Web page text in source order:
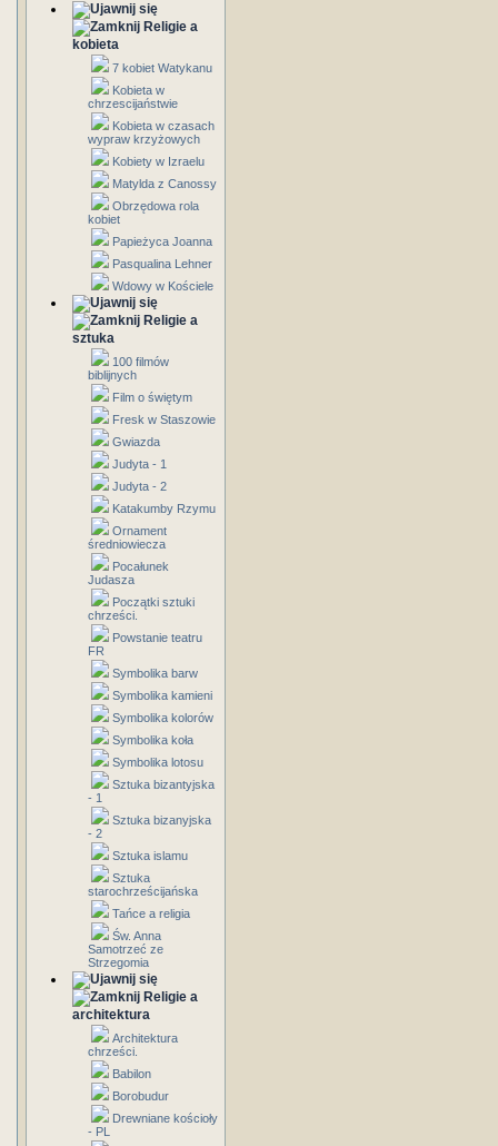
Religie a
kobieta
7 kobiet Watykanu
Kobieta w
chrzescijaństwie
Kobieta w czasach
wypraw krzyżowych
Kobiety w Izraelu
Matylda z Canossy
Obrzędowa rola
kobiet
Papieżyca Joanna
Pasqualina Lehner
Wdowy w Kościele
Religie a
sztuka
100 filmów
biblijnych
Film o świętym
Fresk w Staszowie
Gwiazda
Judyta - 1
Judyta - 2
Katakumby Rzymu
Ornament
średniowiecza
Pocałunek
Judasza
Początki sztuki
chrześci.
Powstanie teatru
FR
Symbolika barw
Symbolika kamieni
Symbolika kolorów
Symbolika koła
Symbolika lotosu
Sztuka bizantyjska
- 1
Sztuka bizanyjska
- 2
Sztuka islamu
Sztuka
starochrześcijańska
Tańce a religia
Św. Anna
Samotrzeć ze
Strzegomia
Religie a
architektura
Architektura
chrześci.
Babilon
Borobudur
Drewniane kościoły
- PL